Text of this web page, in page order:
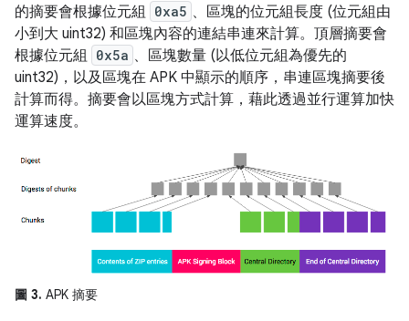
的摘要會根據位元組
0xa5 、區塊的位元組長度 (位元組由
小到大 uint32) 和區塊內容的連結串連來計算。頂層摘要會
根據位元組
0x5a 、區塊數量 (以低位元組為優先的
uint32)，以及區塊在 APK 中顯示的順序，串連區塊摘要後
計算而得。摘要會以區塊方式計算，藉此透過並行運算加快
運算速度。
圖 3. APK 摘要